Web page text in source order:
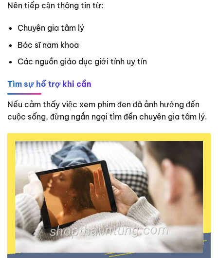
Nên tiếp cận thông tin từ:
Chuyên gia tâm lý
Bác sĩ nam khoa
Các nguồn giáo dục giới tính uy tín
Tìm sự hỗ trợ khi cần
Nếu cảm thấy việc xem phim đen đã ảnh hưởng đến
cuộc sống, đừng ngần ngại tìm đến chuyên gia tâm lý.